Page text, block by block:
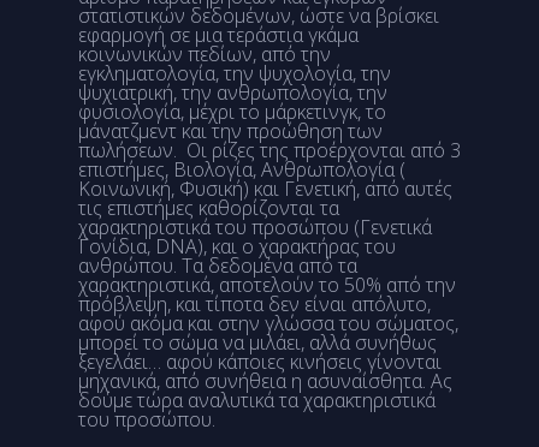
στατιστικών δεδομένων, ώστε να βρίσκει
εφαρμογή σε μια τεράστια γκάμα
κοινωνικών πεδίων, από την
εγκληματολογία, την ψυχολογία, την
ψυχιατρική, την ανθρωπολογία, την
φυσιολογία, μέχρι το μάρκετινγκ, το
μάνατζμεντ και την προώθηση των
πωλήσεων. Οι ρίζες της προέρχονται από 3
επιστήμες, Βιολογία, Ανθρωπολογία (
Κοινωνική, Φυσική) και Γενετική, από αυτές
τις επιστήμες καθορίζονται τα
χαρακτηριστικά του προσώπου (Γενετικά
Γονίδια, DNA), και ο χαρακτήρας του
ανθρώπου. Τα δεδομένα από τα
χαρακτηριστικά, αποτελούν το 50% από την
πρόβλεψη, και τίποτα δεν είναι απόλυτο,
αφού ακόμα και στην γλώσσα του σώματος,
μπορεί το σώμα να μιλάει, αλλά συνήθως
ξεγελάει… αφού κάποιες κινήσεις γίνονται
μηχανικά, από συνήθεια η ασυναίσθητα. Ας
δούμε τώρα αναλυτικά τα χαρακτηριστικά
του προσώπου.